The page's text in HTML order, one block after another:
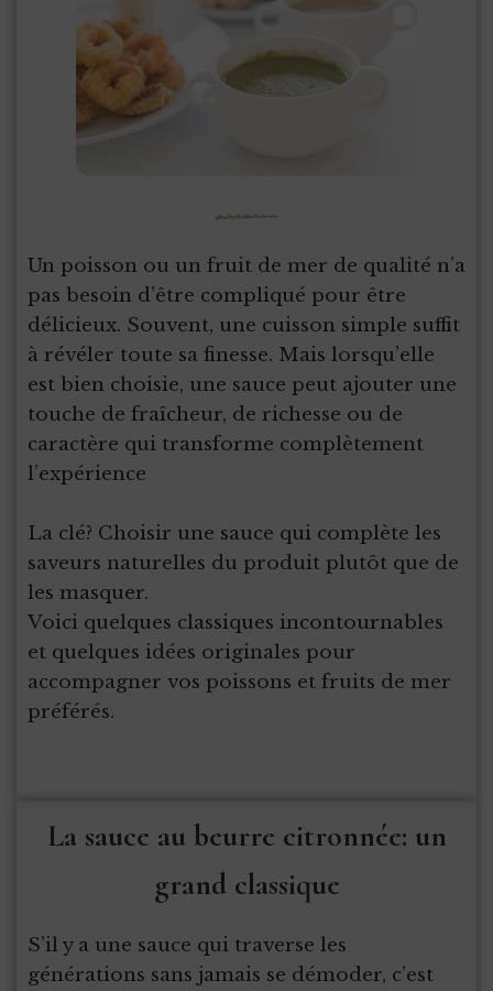
Un poisson ou un fruit de mer de qualité n’a
pas besoin d’être compliqué pour être
délicieux. Souvent, une cuisson simple suffit
à révéler toute sa finesse. Mais lorsqu’elle
est bien choisie, une sauce peut ajouter une
touche de fraîcheur, de richesse ou de
caractère qui transforme complètement
l’expérience
La clé? Choisir une sauce qui complète les
saveurs naturelles du produit plutôt que de
les masquer.
Voici quelques classiques incontournables
et quelques idées originales pour
accompagner vos poissons et fruits de mer
préférés.
La sauce au beurre citronnée: un
grand classique
S’il y a une sauce qui traverse les
générations sans jamais se démoder, c’est